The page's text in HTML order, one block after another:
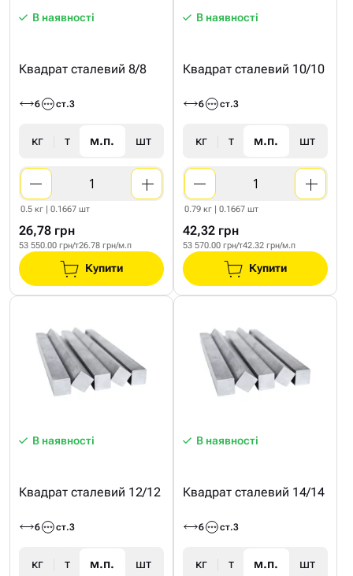
В наявності
Квадрат сталевий 8/8
6 ст.3
кг т м.п. шт
0.5 кг | 0.1667 шт
26,78 грн
53 550.00 грн/т26.78 грн/м.п
Купити
В наявності
Квадрат сталевий 10/10
6 ст.3
кг т м.п. шт
0.79 кг | 0.1667 шт
42,32 грн
53 570.00 грн/т42.32 грн/м.п
Купити
В наявності
Квадрат сталевий 12/12
6 ст.3
кг т м.п. шт
В наявності
Квадрат сталевий 14/14
6 ст.3
кг т м.п. шт